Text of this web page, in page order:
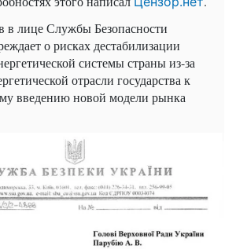
в лице Службы Безопасности
о рисках дестабилизации
системы страны из-за
отрасли государства к
введению новой модели рынка